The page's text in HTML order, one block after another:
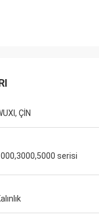
ÇİN
serisi